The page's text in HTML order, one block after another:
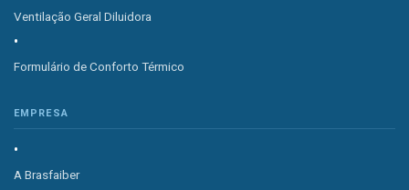
Ventilação Geral Diluidora
Formulário de Conforto Térmico
EMPRESA
A Brasfaiber